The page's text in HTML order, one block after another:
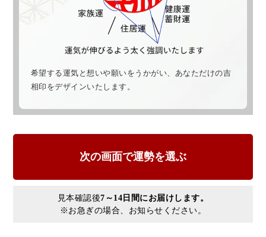
希望する運気と想いや願いをうかがい、あなただけの吉
相印をデザインいたします。
見本確認後7～14日間にお届けします。
※お急ぎの場合、お知らせください。